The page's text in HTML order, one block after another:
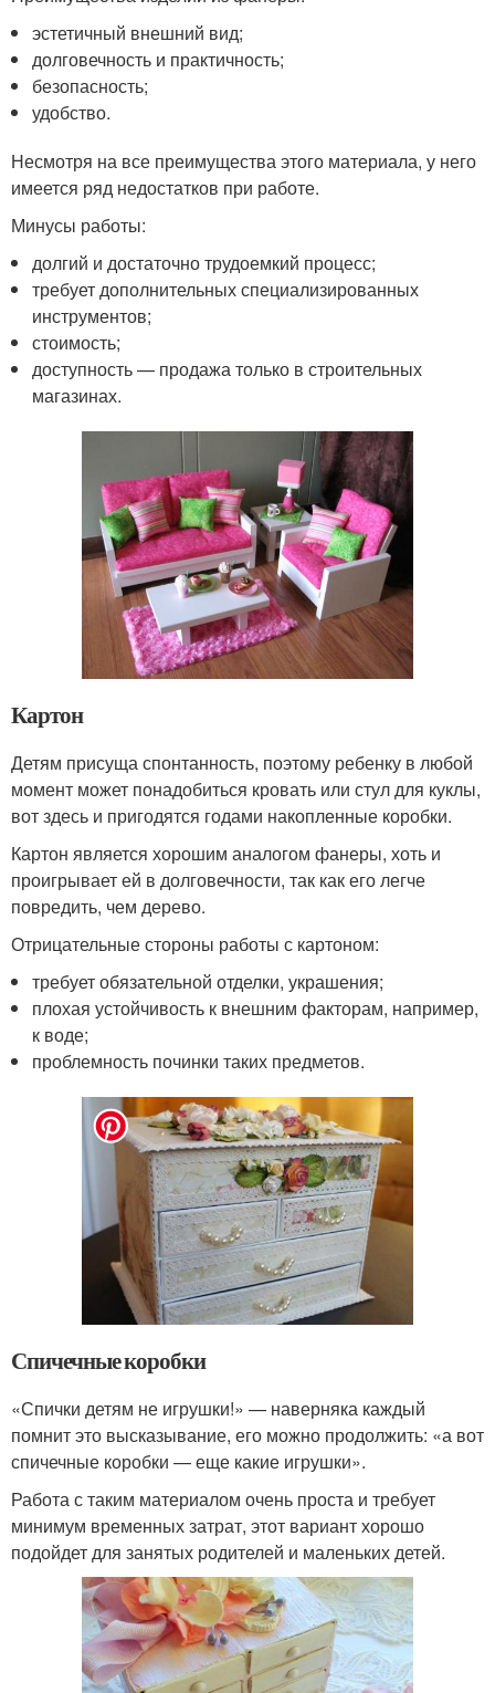
эстетичный внешний вид;
долговечность и практичность;
безопасность;
удобство.
Несмотря на все преимущества этого материала, у него
имеется ряд недостатков при работе.
Минусы работы:
долгий и достаточно трудоемкий процесс;
требует дополнительных специализированных
инструментов;
стоимость;
доступность — продажа только в строительных
магазинах.
Картон
Детям присуща спонтанность, поэтому ребенку в любой
момент может понадобиться кровать или стул для куклы,
вот здесь и пригодятся годами накопленные коробки.
Картон является хорошим аналогом фанеры, хоть и
проигрывает ей в долговечности, так как его легче
повредить, чем дерево.
Отрицательные стороны работы с картоном:
требует обязательной отделки, украшения;
плохая устойчивость к внешним факторам, например,
к воде;
проблемность починки таких предметов.
Спичечные коробки
«Спички детям не игрушки!» — наверняка каждый
помнит это высказывание, его можно продолжить: «а вот
спичечные коробки — еще какие игрушки».
Работа с таким материалом очень проста и требует
минимум временных затрат, этот вариант хорошо
подойдет для занятых родителей и маленьких детей.